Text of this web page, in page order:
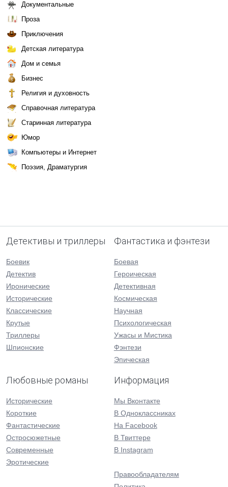
Документальные
Проза
Приключения
Детская литература
Дом и семья
Бизнес
Религия и духовность
Справочная литература
Старинная литература
Юмор
Компьютеры и Интернет
Поэзия, Драматургия
Детективы и триллеры
Боевик
Детектив
Иронические
Исторические
Классические
Крутые
Триллеры
Шпионские
Фантастика и фэнтези
Боевая
Героическая
Детективная
Космическая
Научная
Психологическая
Ужасы и Мистика
Фэнтези
Эпическая
Любовные романы
Исторические
Короткие
Фантастические
Остросюжетные
Современные
Эротические
Информация
Мы Вконтакте
В Одноклассниках
На Facebook
В Твиттере
В Instagram
Правообладателям